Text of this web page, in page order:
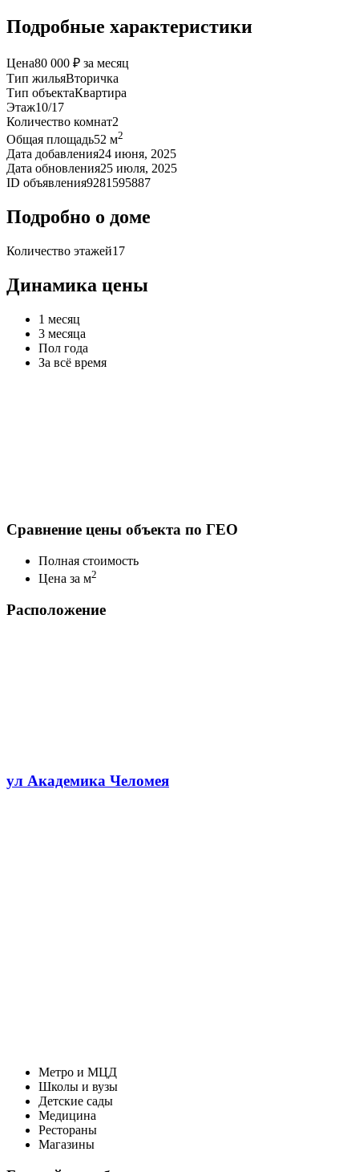
Подробные характеристики
Цена80 000 ₽ за месяц
Тип жильяВторичка
Тип объектаКвартира
Этаж10/17
Количество комнат2
Общая площадь52 м2
Дата добавления24 июня, 2025
Дата обновления25 июля, 2025
ID объявления9281595887
Подробно о доме
Количество этажей17
Динамика цены
1 месяц
3 месяца
Пол года
За всё время
Сравнение цены объекта по ГЕО
Полная стоимость
Цена за м2
Расположение
ул Академика Челомея
Метро и МЦД
Школы и вузы
Детские сады
Медицина
Рестораны
Магазины